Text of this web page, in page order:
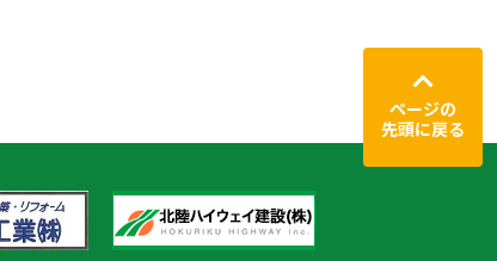
ページの
先頭に戻る